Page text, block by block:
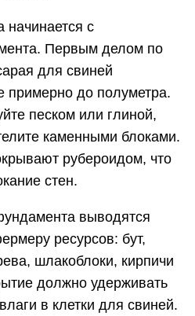
начинается с
Первым делом по
для свиней
примерно до полуметра.
песком или глиной,
каменными блоками.
рубероидом, что
стен.
выводятся
ресурсов: бут,
шлакоблоки, кирпичи
должно удерживать
в клетки для свиней.